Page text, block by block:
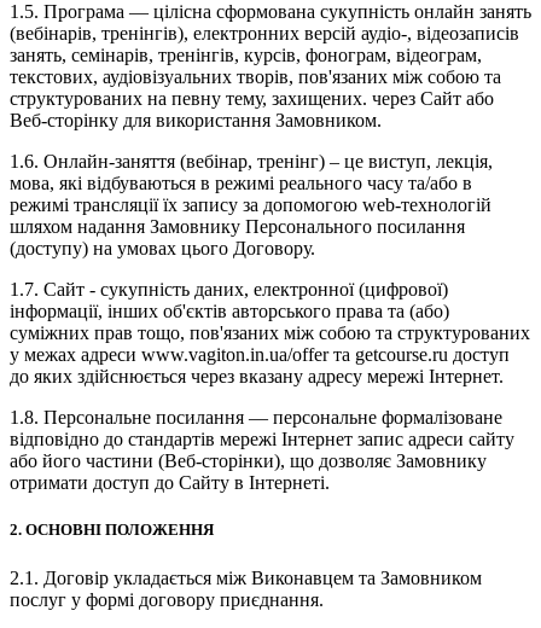
1.5. Програма — цілісна сформована сукупність онлайн занять
(вебінарів, тренінгів), електронних версій аудіо-, відеозаписів
занять, семінарів, тренінгів, курсів, фонограм, відеограм,
текстових, аудіовізуальних творів, пов'язаних між собою та
структурованих на певну тему, захищених. через Сайт або
Веб-сторінку для використання Замовником.
1.6. Онлайн-заняття (вебінар, тренінг) – це виступ, лекція,
мова, які відбуваються в режимі реального часу та/або в
режимі трансляції їх запису за допомогою web-технологій
шляхом надання Замовнику Персонального посилання
(доступу) на умовах цього Договору.
1.7. Сайт - сукупність даних, електронної (цифрової)
інформації, інших об'єктів авторського права та (або)
суміжних прав тощо, пов'язаних між собою та структурованих
у межах адреси www.vagiton.in.ua/offer та getcourse.ru доступ
до яких здійснюється через вказану адресу мережі Інтернет.
1.8. Персональне посилання — персональне формалізоване
відповідно до стандартів мережі Інтернет запис адреси сайту
або його частини (Веб-сторінки), що дозволяє Замовнику
отримати доступ до Сайту в Інтернеті.
2. ОСНОВНІ ПОЛОЖЕННЯ
2.1. Договір укладається між Виконавцем та Замовником
послуг у формі договору приєднання.